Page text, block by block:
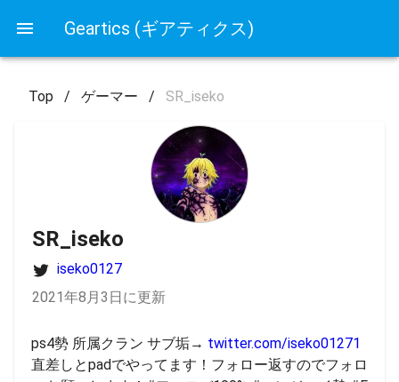
Geartics (ギアティクス)
Top / ゲーマー / SR_iseko
SR_iseko
iseko0127
2021年8月3日に更新
ps4勢 所属クラン サブ垢→ twitter.com/iseko01271
直差しとpadでやってます！フォロー返すのでフォロ